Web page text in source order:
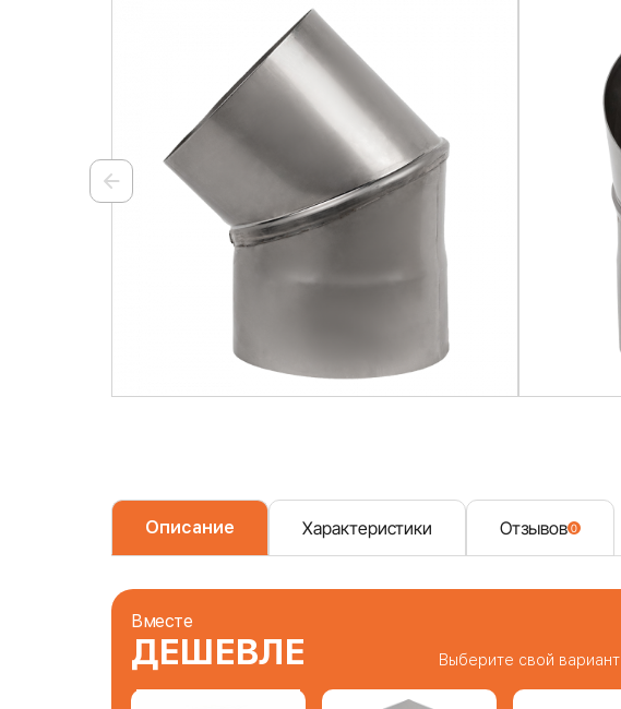
Описание Характеристики Отзывов 0
Вместе
ДЕШЕВЛЕ Выберите свой вариант